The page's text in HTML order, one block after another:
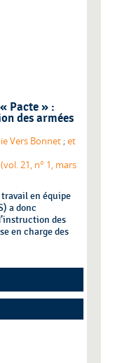
Pacte » :
des armées
Vers Bonnet ;et
21, n° 1, mars
en équipe
a donc
des
en charge des